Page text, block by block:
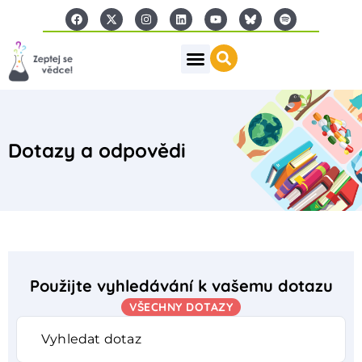
Dotazy a odpovědi
Použijte vyhledávání k vašemu dotazu
VŠECHNY DOTAZY